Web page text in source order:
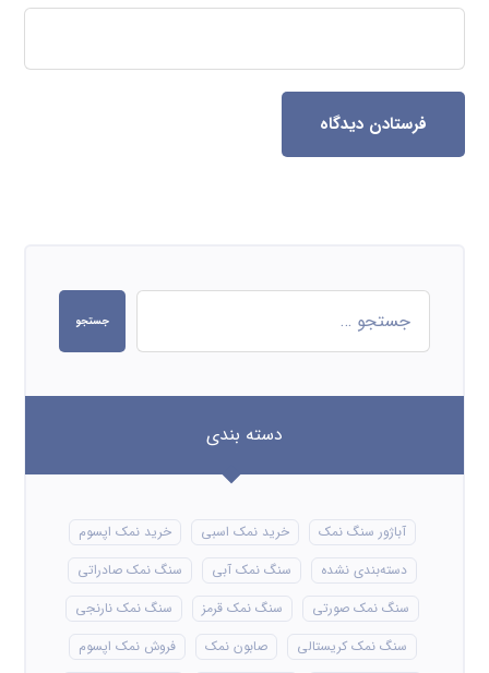
فرستادن دیدگاه
جستجو
دسته بندی
آباژور سنگ نمک خرید نمک اسبی
خرید نمک اپسوم
دسته‌بندی نشده
سنگ نمک آبی
سنگ نمک صادراتی
سنگ نمک صورتی
سنگ نمک قرمز
سنگ نمک نارنجی
سنگ نمک کریستالی
صابون نمک
فروش نمک اپسوم